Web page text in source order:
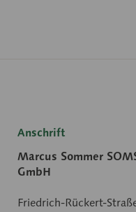
Anschrift
Marcus Sommer
GmbH
Friedrich-Rückert-